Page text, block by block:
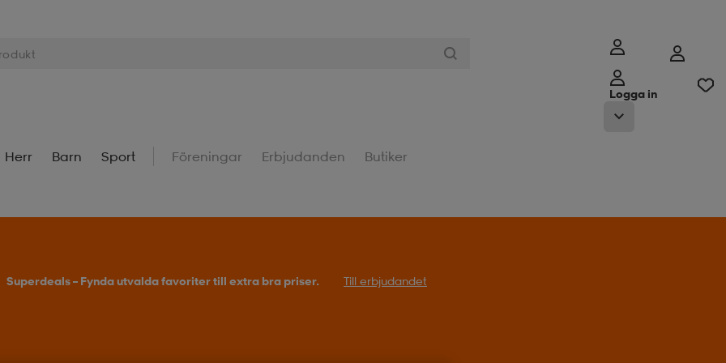
Logga in
Herr Barn Sport Föreningar Erbjudanden Butiker
Superdeals – Fynda utvalda favoriter till extra bra priser. Till erbjudandet